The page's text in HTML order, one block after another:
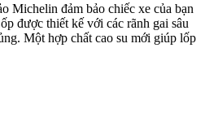
Michelin đảm bảo chiếc xe của bạn
được thiết kế với các rãnh gai sâu
Một hợp chất cao su mới giúp lốp